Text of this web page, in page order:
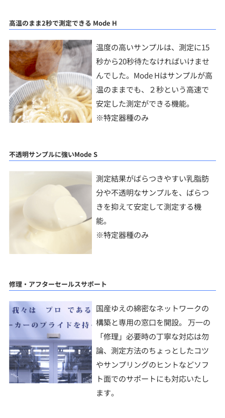
高温のまま2秒で測定できる Mode H
温度の高いサンプルは、測定に15
秒から20秒待たなければいけませ
んでした。Mode Hはサンプルが高
温のままでも、２秒という高速で
安定した測定ができる機能。
※特定器種のみ
不透明サンプルに強いMode S
測定結果がばらつきやすい乳脂肪
分や不透明なサンプルを、ばらつ
きを抑えて安定して測定する機
能。
※特定器種のみ
修理・アフターセールスサポート
国産ゆえの綿密なネットワークの
構築と専用の窓口を開設。 万一の
「修理」必要時の丁寧な対応は勿
論、測定方法のちょっとしたコツ
やサンプリングのヒントなどソフ
ト面でのサポートにも対応いたし
ます。